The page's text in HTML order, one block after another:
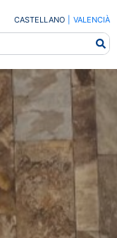
CASTELLANO VALENCIÀ